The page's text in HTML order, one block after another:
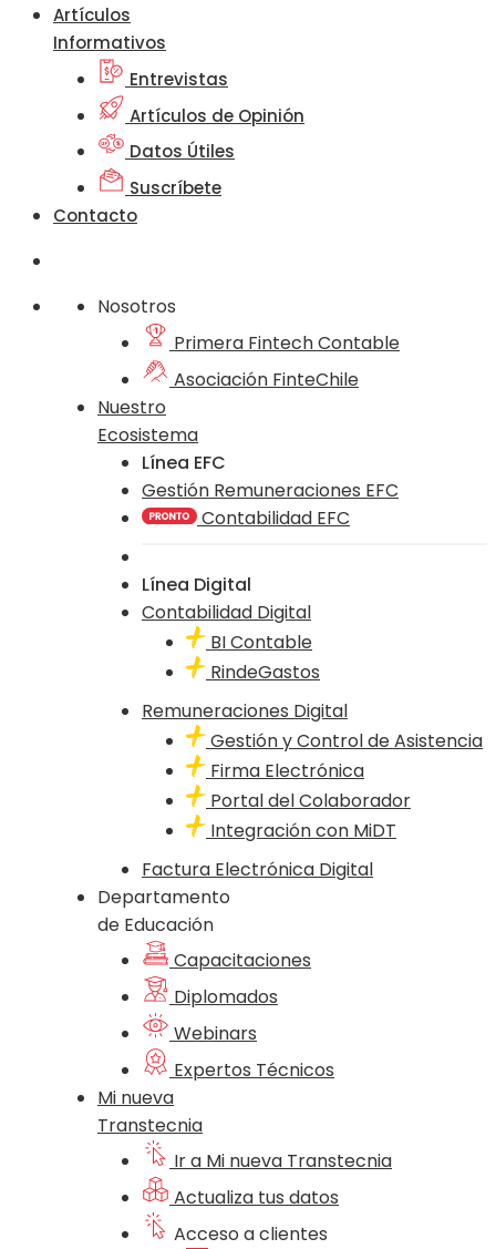
Artículos
Informativos
Entrevistas
Artículos de Opinión
Datos Útiles
Suscríbete
Contacto
Nosotros
Primera Fintech Contable
Asociación FinteChile
Nuestro
Ecosistema
Línea EFC
Gestión Remuneraciones EFC
Contabilidad EFC
Línea Digital
Contabilidad Digital
BI Contable
RindeGastos
Remuneraciones Digital
Gestión y Control de Asistencia
Firma Electrónica
Portal del Colaborador
Integración con MiDT
Factura Electrónica Digital
Departamento
de Educación
Capacitaciones
Diplomados
Webinars
Expertos Técnicos
Mi nueva
Transtecnia
Ir a Mi nueva Transtecnia
Actualiza tus datos
Acceso a clientes